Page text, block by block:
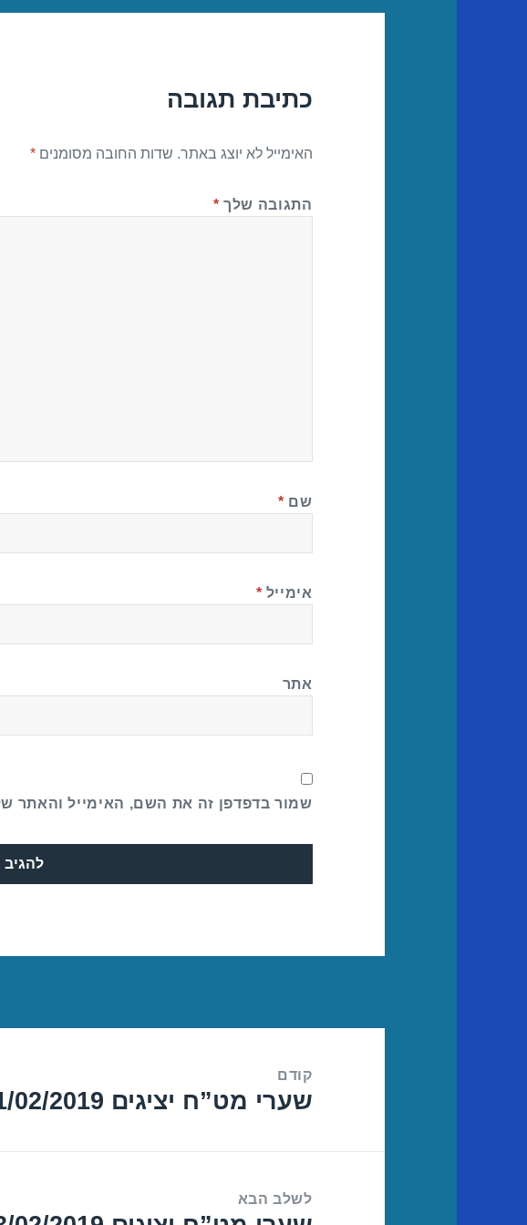
כתיבת תגובה
האימייל לא יוצג באתר. שדות החובה מסומנים*
התגובה שלך *
שם *
אימייל *
אתר
שמור בדפדפן זה את השם, האימייל והאתר
קודם
הפוסט
שערי מט”ח יציגים 11/02/2019
לשלב הבא